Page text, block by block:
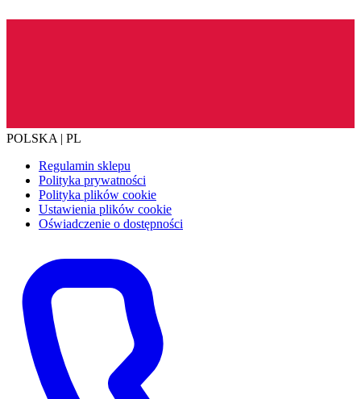
POLSKA | PL
Regulamin sklepu
Polityka prywatności
Polityka plików cookie
Ustawienia plików cookie
Oświadczenie o dostępności